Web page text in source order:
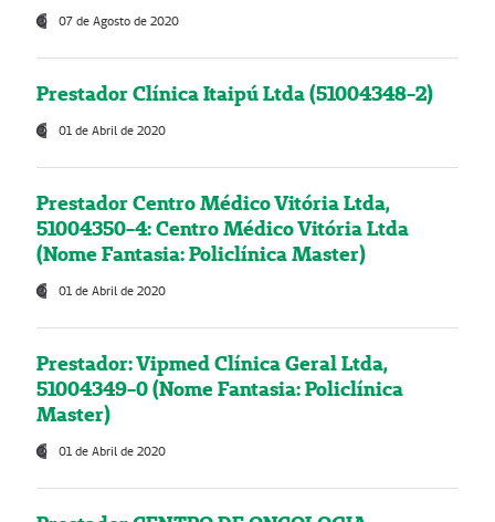
07 de Agosto de 2020
Prestador Clínica Itaipú Ltda (51004348-2)
01 de Abril de 2020
Prestador Centro Médico Vitória Ltda,
51004350-4: Centro Médico Vitória Ltda
(Nome Fantasia: Policlínica Master)
01 de Abril de 2020
Prestador: Vipmed Clínica Geral Ltda,
51004349-0 (Nome Fantasia: Policlínica
Master)
01 de Abril de 2020